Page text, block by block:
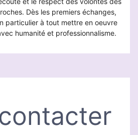
Dès les premiers échanges,
particulier à tout mettre en oeuvre
humanité et professionnalisme.